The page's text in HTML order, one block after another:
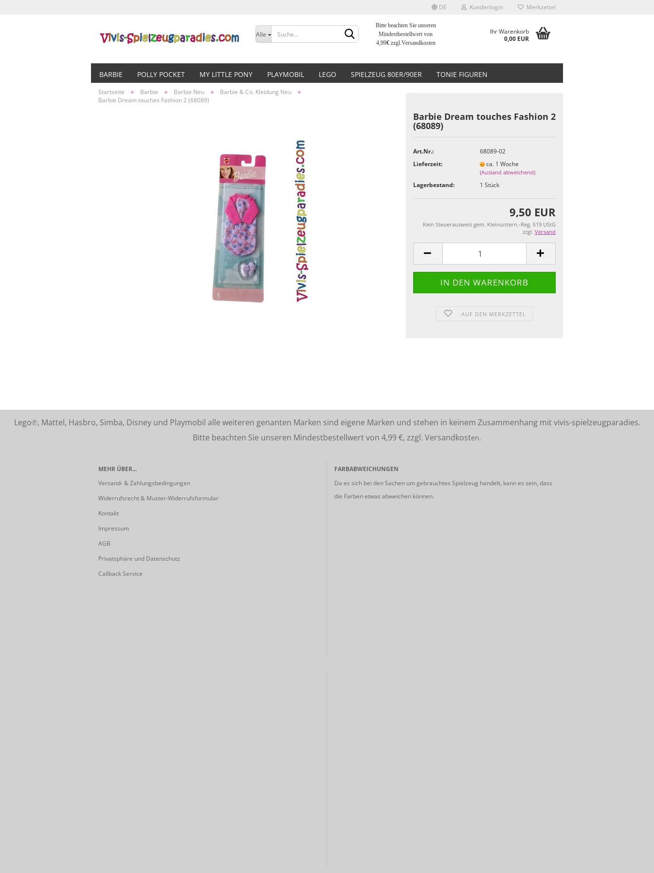
DE
Sprache auswählen
Lieferland
Kundenlogin
Passwort vergessen?
Merkzettel
Alle
Bitte beachten Sie unseren
Mindestbestellwert von
4,99€zzgl.Versandkosten
Ihr Warenkorb
0,00 EUR
BARBIE POLLY POCKET MY LITTLE PONY PLAYMOBIL LEGO SPIELZEUG 80ER/90ER TONIE FIGUREN
Startseite » Barbie » Barbie Neu » Barbie & Co. Kleidung Neu
»
Barbie Dream touches Fashion 2 (68089)
Barbie Dream touches Fashion 2
(68089)
Art.Nr.:
68089-02
Lieferzeit:
ca. 1 Woche
(Ausland abweichend)
Lagerbestand: 1 Stück
9,50 EUR
Kein Steuerausweis gem. Kleinuntern.-Reg. §19 UStG
zzgl. Versand
AUF DEN MERKZETTEL
Lego℗, Mattel, Hasbro, Simba, Disney und Playmobil alle weiteren genanten Marken sind eigene Marken und stehen in keinem Zusammenhang mit vivis-spielzeugparadies.
Bitte beachten Sie unseren Mindestbestellwert von 4,99 €, zzgl. Versandkosten.
MEHR ÜBER...
Versand- & Zahlungsbedingungen
Widerrufsrecht & Muster-Widerrufsformular
Kontakt
Impressum
AGB
Privatsphäre und Datenschutz
Callback Service
FARBABWEICHUNGEN
Da es sich bei den Sachen um gebrauchtes Spielzeug handelt, kann es sein, dass
die Farben etwas abweichen können.